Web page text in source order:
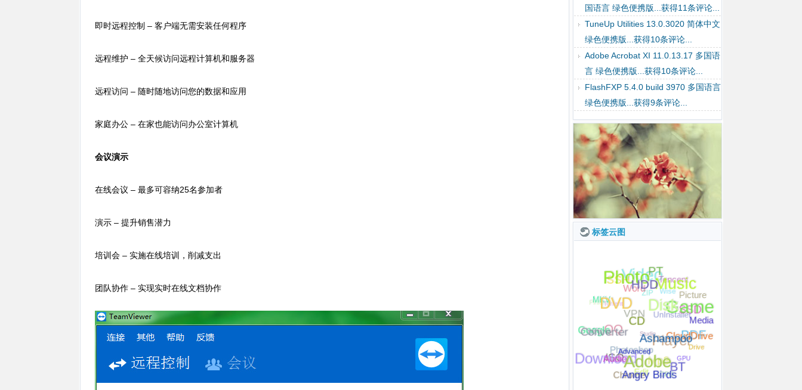
即时远程控制 – 客户端无需安装任何程序
远程维护 – 全天候访问远程计算机和服务器
远程访问 – 随时随地访问您的数据和应用
家庭办公 – 在家也能访问办公室计算机
会议演示
在线会议 – 最多可容纳25名参加者
演示 – 提升销售潜力
培训会 – 实施在线培训，削减支出
团队协作 – 实现实时在线文档协作
绿色便携版...获得12条评论...
VPN Gate Client 4.39 Build 9774 多
国语言 绿色便携版...获得11条评论...
TuneUp Utilities 13.0.3020 简体中文
绿色便携版...获得10条评论...
Adobe Acrobat XI 11.0.13.17 多国语
言 绿色便携版...获得10条评论...
绿色便携版...获得9条评论...
WinRAR 7.01 简体中文 绿色便携
版...获得7条评论...
Google Chrome 119.0.6045.106 多
国语言 绿色便携版...获得7条评论...
Disk Genius Pro 5.5.0.1488 多国语
言 绿色便携版...获得7条评论...
标签云图
Adobe
Advanced
Angry Birds
Ashampoo
BT
CD
Chrome
CloudDrive
Converter
CPU
Disk
Download
Drive
DVD
Edit
Game
Google
GPU
HDD
ISO
Media
MKV
Mp3
Music
office PDF
Photo
Photoshop
Picture
Piriform
Player
PT
QQ
SSD
SSH
Studio
Tencent
UnInstaller
Video
VPN
Wise
Word
ZIP